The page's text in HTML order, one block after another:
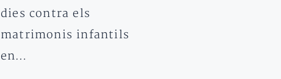
dies contra els
matrimonis infantils
en…